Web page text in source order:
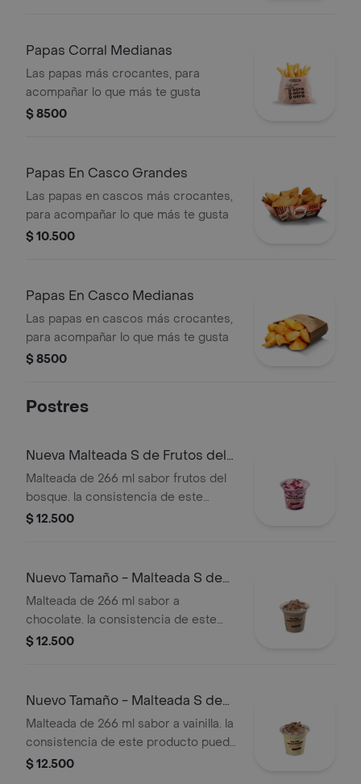
Papas Corral Medianas
Las papas más crocantes, para
acompañar lo que más te gusta
$ 8500
Papas En Casco Grandes
Las papas en cascos más crocantes,
para acompañar lo que más te gusta
$ 10.500
Papas En Casco Medianas
Las papas en cascos más crocantes,
para acompañar lo que más te gusta
$ 8500
Postres
Nueva Malteada S de Frutos del
Bosque
Malteada de 266 ml sabor frutos del
bosque. la consistencia de este
producto puede variar debido al
$ 12.500
Nuevo Tamaño - Malteada S de
Chocolate
Malteada de 266 ml sabor a
chocolate. la consistencia de este
producto puede variar debido al
$ 12.500
Nuevo Tamaño - Malteada S de
Vainilla
Malteada de 266 ml sabor a vainilla. la
consistencia de este producto puede
variar debido al tiempo de entrega.
$ 12.500